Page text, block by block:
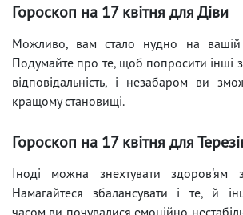
Гороскоп на 17 квітня для Діви
Можливо, вам стало нудно на вашій
Подумайте про те, щоб попросити інші
відповідальність, і незабаром ви
кращому становищі.
Гороскоп на 17 квітня для
Іноді можна знехтувати здоров'ям
Намагайтеся збалансувати і те, й
часом ви почувалися емоційно